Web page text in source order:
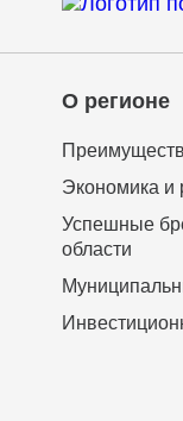
О регионе
Экономика и
Успешные
области